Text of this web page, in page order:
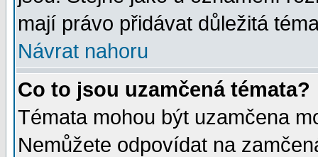
mají právo přidávat důležitá
Návrat nahoru
Co to jsou uzamčená témata?
Témata mohou být uzamčena
Nemůžete odpovídat na